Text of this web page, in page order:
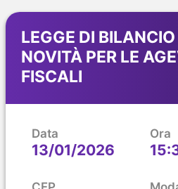
LEGGE DI
NOVITÀ PER LE
FISCALI
Data Ora
13/01/2026